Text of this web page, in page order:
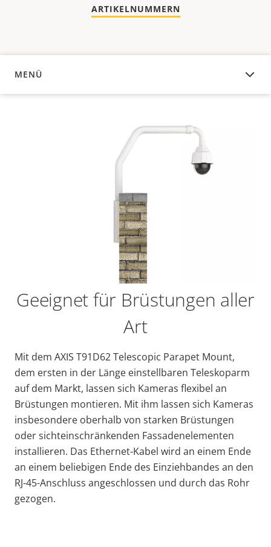
ARTIKELNUMMERN
MENÜ
ÜBERSICHT
Geeignet für Brüstungen aller
Art
Mit dem AXIS T91D62 Telescopic Parapet Mount,
dem ersten in der Länge einstellbaren Teleskoparm
auf dem Markt, lassen sich Kameras flexibel an
Brüstungen montieren. Mit ihm lassen sich Kameras
insbesondere oberhalb von starken Brüstungen
oder sichteinschränkenden Fassadenelementen
installieren. Das Ethernet-Kabel wird an einem Ende
an einem beliebigen Ende des Einziehbandes an den
RJ-45-Anschluss angeschlossen und durch das Rohr
gezogen.